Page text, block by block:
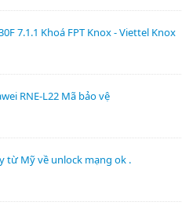
7.1.1 Khoá FPT Knox - Viettel Knox
RNE-L22 Mã bảo vệ
từ Mỹ về unlock mạng ok .